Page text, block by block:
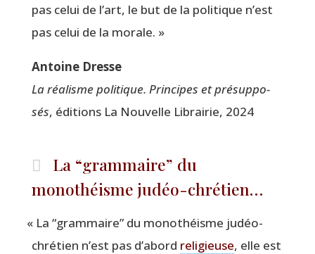
pas celui de l’art, le but de la poli­tique n’est
pas celui de la morale. »
Antoine Dresse
La réa­lisme poli­tique. Prin­cipes et pré­sup­po­
sés, édi­tions La Nou­velle Librai­rie, 2024
La “grammaire” du
monothéisme judéo-chrétien…
« La “gram­maire” du mono­théisme judéo-
chré­tien n’est pas d’abord reli­gieuse, elle est